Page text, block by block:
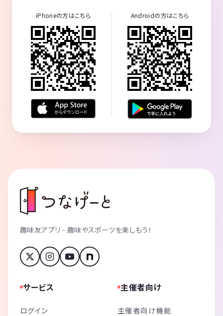
iPhoneの方はこちら Androidの方はこちら
趣味友アプリ - 趣味やスポーツを楽しもう！
サービス
ログイン
主催者向け
主催者向け機能